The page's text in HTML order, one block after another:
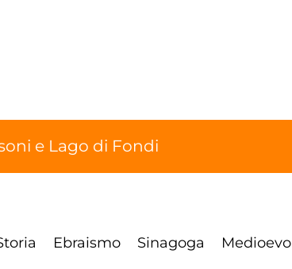
e Lago di Fondi
Ebraismo Sinagoga Medioevo